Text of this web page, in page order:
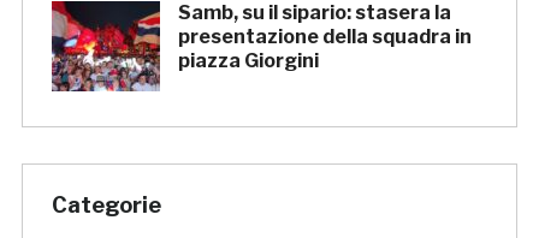
Samb, su il sipario: stasera la
presentazione della squadra in
piazza Giorgini
Categorie